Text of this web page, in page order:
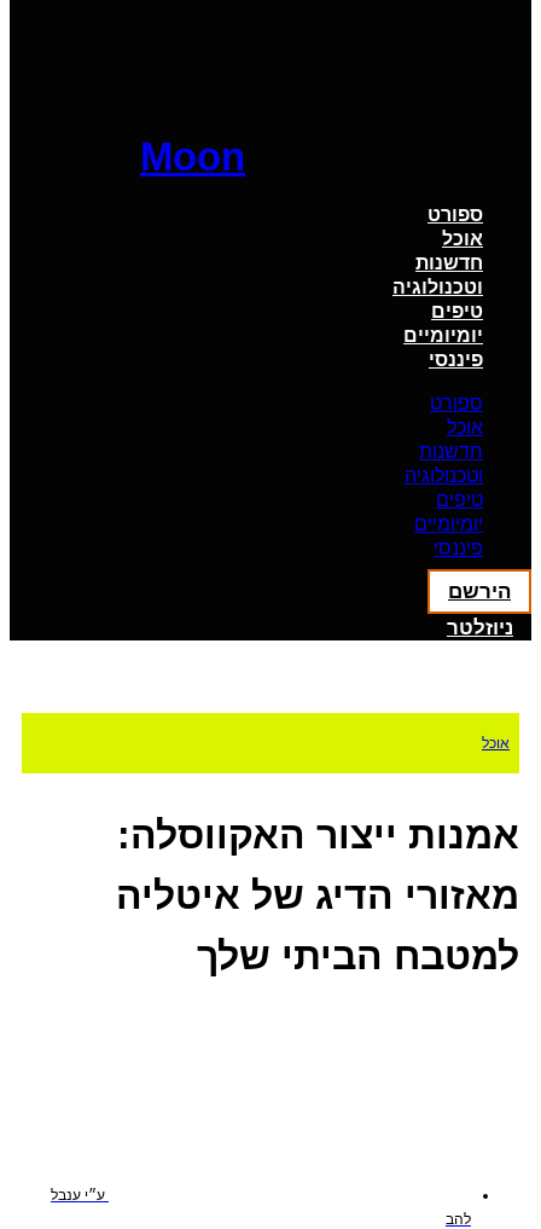
Moon
ספורט
אוכל
חדשנות
וטכנולוגיה
טיפים
יומיומיים
פיננסי
ספורט
אוכל
חדשנות
וטכנולוגיה
טיפים
יומיומיים
פיננסי
הירשם
ניוזלטר
אוכל
אמנות ייצור האקווסלה:
מאזורי הדיג של איטליה
למטבח הביתי שלך
ע״י ענבל
להב